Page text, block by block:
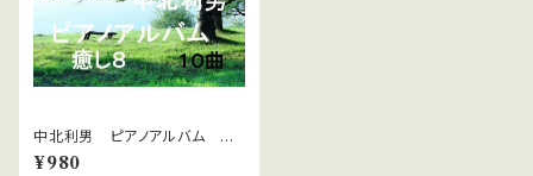
中北利男 ピアノアルバム 癒
し8
¥980